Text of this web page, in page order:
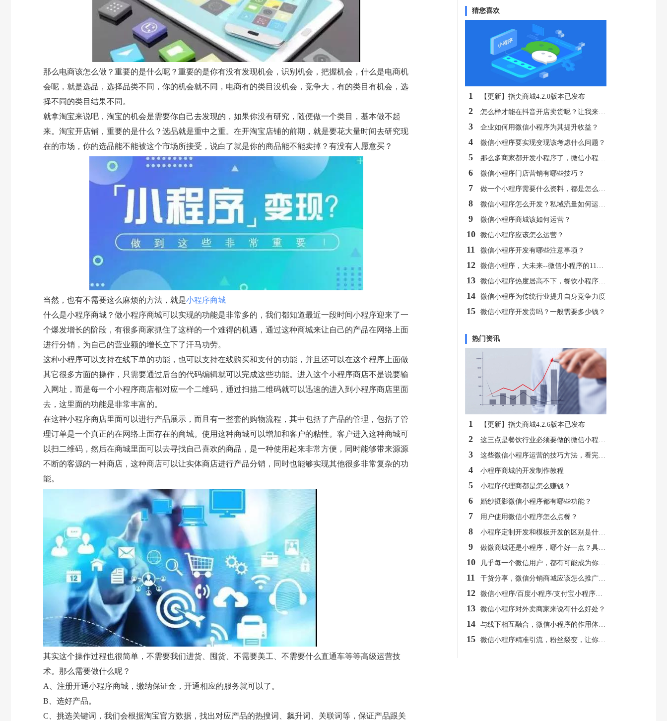
那么电商该怎么做？重要的是什么呢？重要的是你有没有发现机会，识别机会，把握机会，什么是电商机
会呢，就是选品，选择品类不同，你的机会就不同，电商有的类目没机会，竞争大，有的类目有机会，选
择不同的类目结果不同。
就拿淘宝来说吧，淘宝的机会是需要你自己去发现的，如果你没有研究，随便做一个类目，基本做不起
来。淘宝开店铺，重要的是什么？选品就是重中之重。在开淘宝店铺的前期，就是要花大量时间去研究现
在的市场，你的选品能不能被这个市场所接受，说白了就是你的商品能不能卖掉？有没有人愿意买？
当然，也有不需要这么麻烦的方法，就是小程序商城
什么是小程序商城？做小程序商城可以实现的功能是非常多的，我们都知道最近一段时间小程序迎来了一
个爆发增长的阶段，有很多商家抓住了这样的一个难得的机遇，通过这种商城来让自己的产品在网络上面
进行分销，为自己的营业额的增长立下了汗马功劳。
这种小程序可以支持在线下单的功能，也可以支持在线购买和支付的功能，并且还可以在这个程序上面做
其它很多方面的操作，只需要通过后台的代码编辑就可以完成这些功能。进入这个小程序商店不是说要输
入网址，而是每一个小程序商店都对应一个二维码，通过扫描二维码就可以迅速的进入到小程序商店里面
去，这里面的功能是非常丰富的。
在这种小程序商店里面可以进行产品展示，而且有一整套的购物流程，其中包括了产品的管理，包括了管
理订单是一个真正的在网络上面存在的商城。使用这种商城可以增加和客户的粘性。客户进入这种商城可
以扫二维码，然后在商城里面可以去寻找自己喜欢的商品，是一种使用起来非常方便，同时能够带来源源
不断的客源的一种商店，这种商店可以让实体商店进行产品分销，同时也能够实现其他很多非常复杂的功
能。
其实这个操作过程也很简单，不需要我们进货、囤货、不需要美工、不需要什么直通车等等高级运营技
术。那么需要做什么呢？
A、注册开通小程序商城，缴纳保证金，开通相应的服务就可以了。
B、选好产品。
C、挑选关键词，我们会根据淘宝官方数据，找出对应产品的热搜词、飙升词、关联词等，保证产品跟关
猜您喜欢
1 【更新】指尖商城4.2.0版本已发布
2
3 企业如何用微信小程序为其提升收益？
4 微信小程序要实现变现该考虑什么问题？
5
6 微信小程序门店营销有哪些技巧？
7
8
9 微信小程序商城该如何运营？
10 微信小程序应该怎么运营？
11 微信小程序开发有哪些注意事项？
12
13
14 微信小程序为传统行业提升自身竞争力度
15 微信小程序开发贵吗？一般需要多少钱？
热门资讯
1 【更新】指尖商城4.2.6版本已发布
2
3
4 小程序商城的开发制作教程
5 小程序代理商都是怎么赚钱？
6 婚纱摄影微信小程序都有哪些功能？
7 用户使用微信小程序怎么点餐？
8
9
10
11
12
13 微信小程序对外卖商家来说有什么好处？
14
15